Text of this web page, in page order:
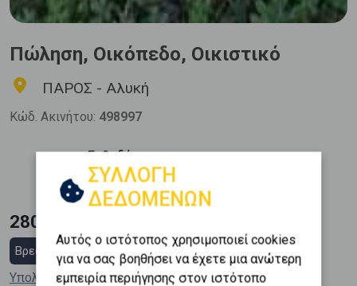
Πώληση, Οικόπεδο, Οικιστικό
ΠΑΡΟΣ - Αλυκή
Κώδ. Ακινήτου: 498997
Εμβαδόν
400 m 2
280.000 €
Βρες στεγαστικό δάνειο
Υπολόγισε τη δόση μου
ΣΥΛΛΟΓΗ
ΔΕΔΟΜΕΝΩΝ
Αυτός ο ιστότοπος χρησιμοποιεί cookies
για να σας βοηθήσει να έχετε μια ανώτερη
εμπειρία περιήγησης στον ιστότοπο